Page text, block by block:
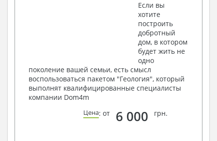
Если вы
хотите
построить
добротный
дом, в котором
будет жить не
одно
поколение вашей семьи, есть смысл
воспользоваться пакетом "Геология", который
выполнят квалифицированные специалисты
компании Dom4m
Цена: от 6 000 грн.